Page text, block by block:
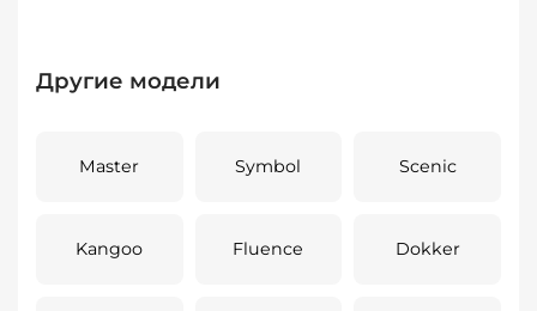
Другие модели
Master Symbol Scenic
Kangoo Fluence Dokker